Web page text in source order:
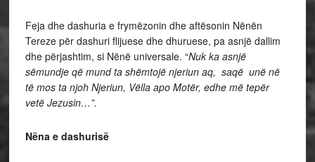
Feja dhe dashuria e frymëzonin dhe aftësonin Nënën
Tereze për dashuri flijuese dhe dhuruese, pa asnjë dallim
dhe përjashtim, si Nënë universale. “Nuk ka asnjë
sëmundje që mund ta shëmtojë njeriun aq, saqë unë në
të mos ta njoh Njeriun, Vëlla apo Motër, edhe më tepër
vetë Jezusin…”.
Nëna e dashurisë